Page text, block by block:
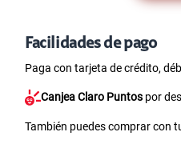
Facilidades de pago
Paga con tarjeta de crédito,
Canjea Claro Puntos por
También puedes comprar con